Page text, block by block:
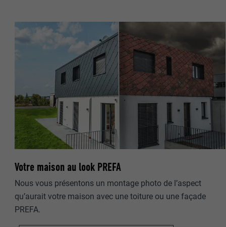
Votre maison au look PREFA
Nous vous présentons un montage photo de l’aspect
qu’aurait votre maison avec une toiture ou une façade
PREFA.
NOM
EXPIRATION
UTILITÉ
NOM
EXPIRATION
EXPIRATION
UTILITÉ
NOM
EXPIRATION